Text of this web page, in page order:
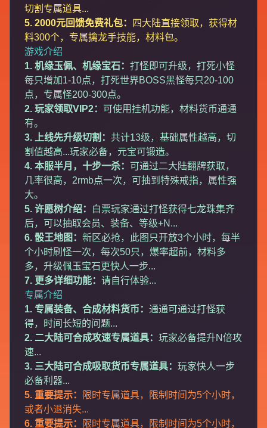
切割专属道具...
5. 2000元回馈免费礼包：
四大陆直接领取，获得材
料300个，专属擒龙手技能，材料包。
游戏介绍
1. 机缘玉佩、机缘宝石： 打怪即可升级，打死小怪
每只增加1-10点，打死世界BOSS黑怪每只20-100
点，专属怪200-300点。
2. 玩家领取VIP2： 可使用挂机功能，材料货币通通
有。
3. 上线先升级切割： 共计13级，基础属性越高，切
割值越高...玩家必备，元宝可锻造。
4. 本服半月，十步一杀： 可通过二大陆翻牌获取，
几率很高，2rmb点一次，可抽到特殊戒指，属性强
大。
5. 许愿树介绍：
白票玩家通过打怪获得七龙珠集齐
后，可以抽取会员、装备、等级+N...
6. 骰王地图： 新区必抢，此图只开放3个小时，每半
个小时刷怪一次，每次50只，爆率超前，材料多
多，升级佩玉宝石更快人一步...
7. 更多详细功能： 请自行体验...
专属介绍
1. 专属装备、合成材料货币： 通通可通过打怪获
得，时间长短的问题...
2. 二大陆可合成攻速专属道具： 玩家必备提升N倍攻
速...
3. 三大陆可合成吸取货币专属道具： 玩家快人一步
必备利器...
5. 重要提示：
限时专属道具，限制时间为5个小时，
或者小退消失...
6. 重要提示：
限时专属道具，限制时间为5个小时，